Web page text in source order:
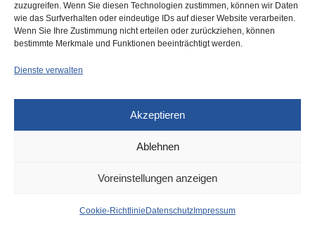
zuzugreifen. Wenn Sie diesen Technologien zustimmen, können wir Daten
wie das Surfverhalten oder eindeutige IDs auf dieser Website verarbeiten.
Wenn Sie Ihre Zustimmung nicht erteilen oder zurückziehen, können
bestimmte Merkmale und Funktionen beeinträchtigt werden.
Dienste verwalten
Akzeptieren
Ablehnen
Voreinstellungen anzeigen
Cookie-Richtlinie Datenschutz Impressum
0 SHARES